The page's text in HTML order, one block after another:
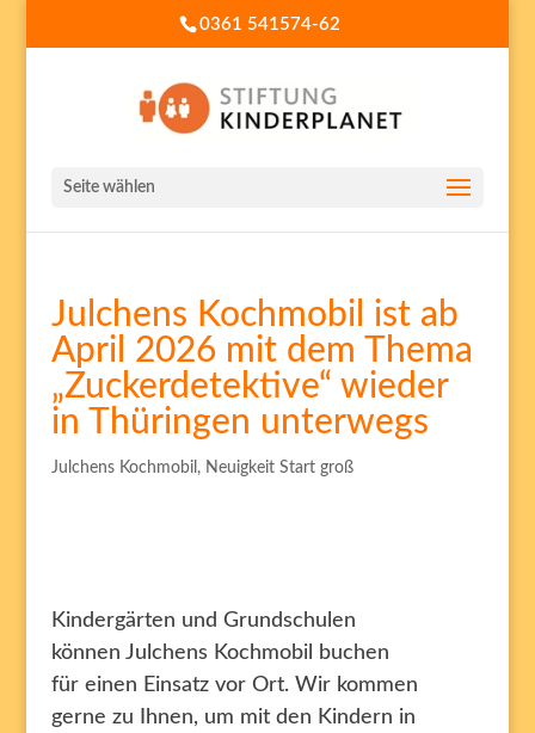
0361 541574-62
Seite wählen
Julchens Kochmobil ist ab
April 2026 mit dem Thema
„Zuckerdetektive“ wieder
in Thüringen unterwegs
Julchens Kochmobil , Neuigkeit Start groß
Kindergärten und Grundschulen
können Julchens Kochmobil buchen
für einen Einsatz vor Ort. Wir kommen
gerne zu Ihnen, um mit den Kindern in